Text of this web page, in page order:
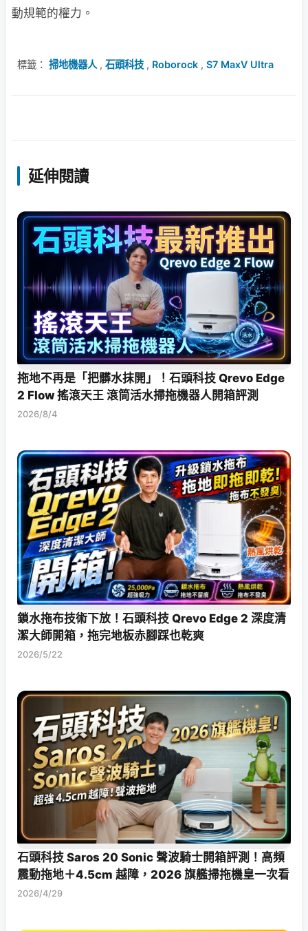
動規範的權力。
標籤： 掃地機器人 , 石頭科技 , Roborock , S7 MaxV Ultra
延伸閱讀
拖地不再是「把髒水抹開」！石頭科技 Qrevo Edge
2 Flow 搖滾天王 滾筒活水掃拖機器人開箱評測
2026/8/4
鎖水拖布技術下放！石頭科技 Qrevo Edge 2 深度清
潔大師開箱，拖完地板赤腳踩也乾爽
2026/5/22
石頭科技 Saros 20 Sonic 聲波騎士開箱評測！高頻
震動拖地＋4.5cm 越障，2026 旗艦掃拖機皇一次看
2026/4/29